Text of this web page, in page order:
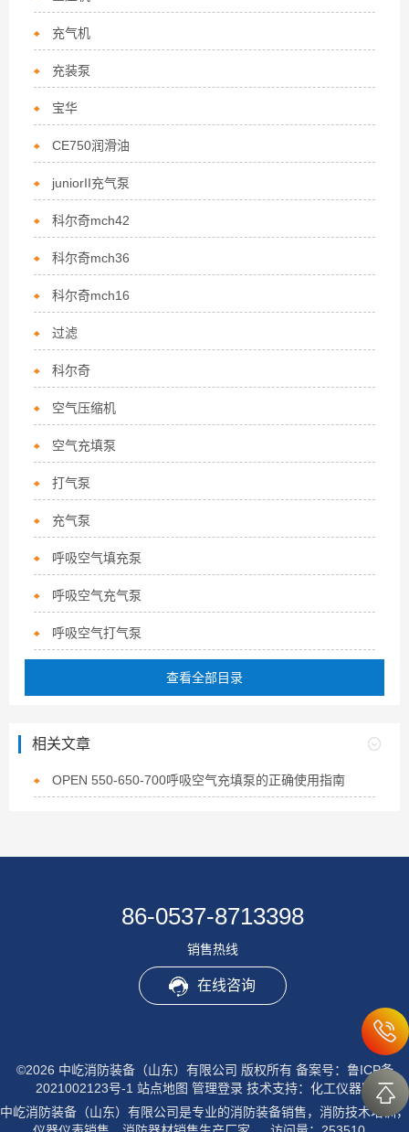
充气机
充装泵
宝华
CE750润滑油
juniorII充气泵
科尔奇mch42
科尔奇mch36
科尔奇mch16
过滤
科尔奇
空气压缩机
空气充填泵
打气泵
充气泵
呼吸空气填充泵
呼吸空气充气泵
呼吸空气打气泵
查看全部目录
相关文章
OPEN 550-650-700呼吸空气充填泵的正确使用指南
86-0537-8713398
销售热线
在线咨询
©2026 中屹消防装备（山东）有限公司 版权所有 备案号：鲁ICP备
2021002123号-1 站点地图 管理登录技术支持： 化工仪器网
中屹消防装备（山东）有限公司是专业的消防装备销售，消防技术培训，